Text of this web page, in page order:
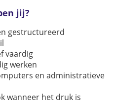
jij?
gestructureerd
vaardig
werken
en administratieve
wanneer het druk is